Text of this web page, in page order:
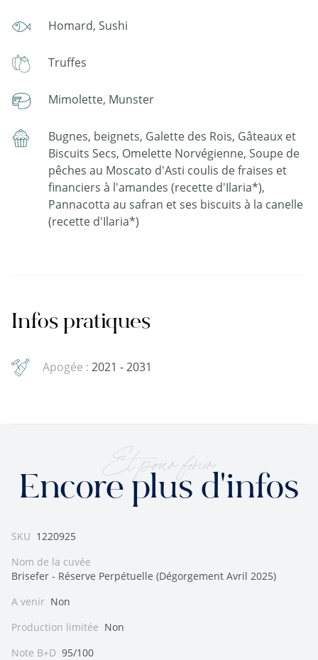
Homard, Sushi
Truffes
Mimolette, Munster
Bugnes, beignets, Galette des Rois, Gâteaux et
Biscuits Secs, Omelette Norvégienne, Soupe de
pêches au Moscato d'Asti coulis de fraises et
financiers à l'amandes (recette d'Ilaria*),
Pannacotta au safran et ses biscuits à la canelle
(recette d'Ilaria*)
Infos pratiques
Apogée : 2021 - 2031
Et pour finir
Encore plus d'infos
SKU 1220925
Nom de la cuvée
Brisefer - Réserve Perpétuelle (Dégorgement Avril 2025)
A venir Non
Production limitée Non
Note B+D 95/100